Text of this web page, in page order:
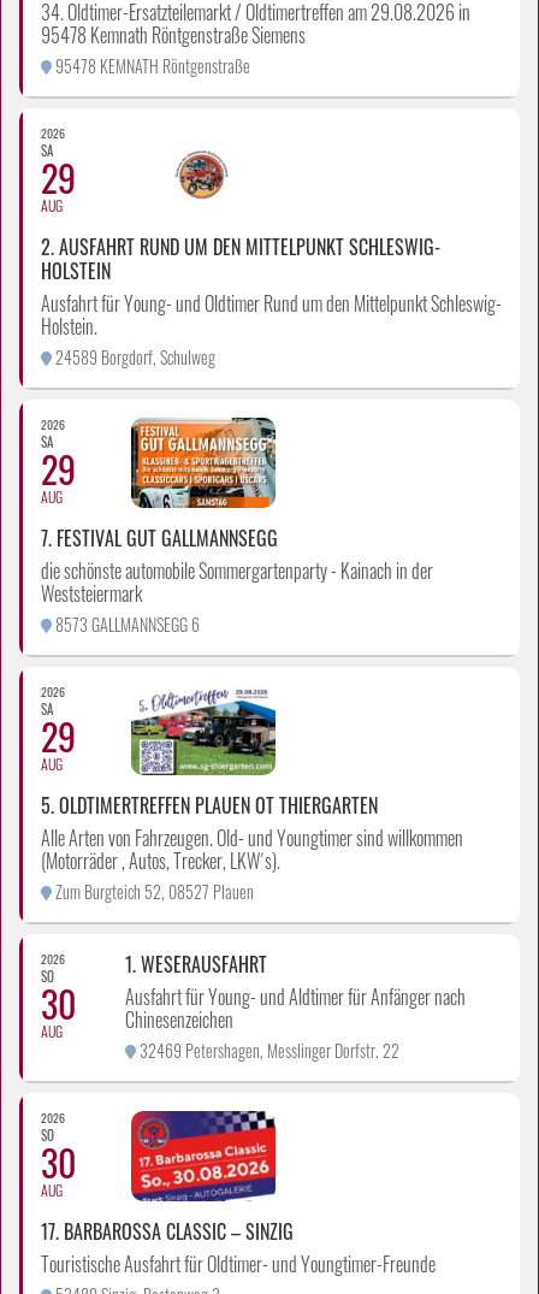
34. Oldtimer-Ersatzteilemarkt / Oldtimertreffen am 29.08.2026 in
95478 Kemnath Röntgenstraße Siemens
95478 KEMNATH Röntgenstraße
2026
SA
29
AUG
2. AUSFAHRT RUND UM DEN MITTELPUNKT SCHLESWIG-
HOLSTEIN
Ausfahrt für Young- und Oldtimer Rund um den Mittelpunkt Schleswig-
Holstein.
24589 Borgdorf, Schulweg
2026
SA
29
AUG
7. FESTIVAL GUT GALLMANNSEGG
die schönste automobile Sommergartenparty - Kainach in der
Weststeiermark
8573 GALLMANNSEGG 6
2026
SA
29
AUG
5. OLDTIMERTREFFEN PLAUEN OT THIERGARTEN
Alle Arten von Fahrzeugen. Old- und Youngtimer sind willkommen
(Motorräder , Autos, Trecker, LKW´s).
Zum Burgteich 52, 08527 Plauen
2026
SO
30
AUG
1. WESERAUSFAHRT
Ausfahrt für Young- und Aldtimer für Anfänger nach
Chinesenzeichen
32469 Petershagen, Messlinger Dorfstr. 22
2026
SO
30
AUG
17. BARBAROSSA CLASSIC – SINZIG
Touristische Ausfahrt für Oldtimer- und Youngtimer-Freunde